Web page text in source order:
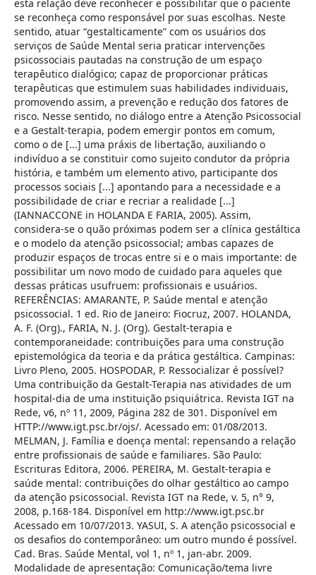
esta relação deve reconhecer e possibilitar que o paciente
se reconheça como responsável por suas escolhas. Neste
sentido, atuar “gestalticamente” com os usuários dos
serviços de Saúde Mental seria praticar intervenções
psicossociais pautadas na construção de um espaço
terapêutico dialógico; capaz de proporcionar práticas
terapêuticas que estimulem suas habilidades individuais,
promovendo assim, a prevenção e redução dos fatores de
risco. Nesse sentido, no diálogo entre a Atenção Psicossocial
e a Gestalt-terapia, podem emergir pontos em comum,
como o de [...] uma práxis de libertação, auxiliando o
indivíduo a se constituir como sujeito condutor da própria
história, e também um elemento ativo, participante dos
processos sociais [...] apontando para a necessidade e a
possibilidade de criar e recriar a realidade [...]
(IANNACCONE in HOLANDA E FARIA, 2005). Assim,
considera-se o quão próximas podem ser a clínica gestáltica
e o modelo da atenção psicossocial; ambas capazes de
produzir espaços de trocas entre si e o mais importante: de
possibilitar um novo modo de cuidado para aqueles que
dessas práticas usufruem: profissionais e usuários.
REFERÊNCIAS: AMARANTE, P. Saúde mental e atenção
psicossocial. 1 ed. Rio de Janeiro: Fiocruz, 2007. HOLANDA,
A. F. (Org)., FARIA, N. J. (Org). Gestalt-terapia e
contemporaneidade: contribuições para uma construção
epistemológica da teoria e da prática gestáltica. Campinas:
Livro Pleno, 2005. HOSPODAR, P. Ressocializar é possível?
Uma contribuição da Gestalt-Terapia nas atividades de um
hospital-dia de uma instituição psiquiátrica. Revista IGT na
Rede, v6, nº 11, 2009, Página 282 de 301. Disponível em
HTTP://www.igt.psc.br/ojs/. Acessado em: 01/08/2013.
MELMAN, J. Família e doença mental: repensando a relação
entre profissionais de saúde e familiares. São Paulo:
Escrituras Editora, 2006. PEREIRA, M. Gestalt-terapia e
saúde mental: contribuições do olhar gestáltico ao campo
da atenção psicossocial. Revista IGT na Rede, v. 5, n° 9,
2008, p.168-184. Disponível em http://www.igt.psc.br
Acessado em 10/07/2013. YASUI, S. A atenção psicossocial e
os desafios do contemporâneo: um outro mundo é possível.
Cad. Bras. Saúde Mental, vol 1, nº 1, jan-abr. 2009.
Modalidade de apresentação: Comunicação/tema livre